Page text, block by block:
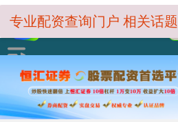
专业配资查询门户 相关话题